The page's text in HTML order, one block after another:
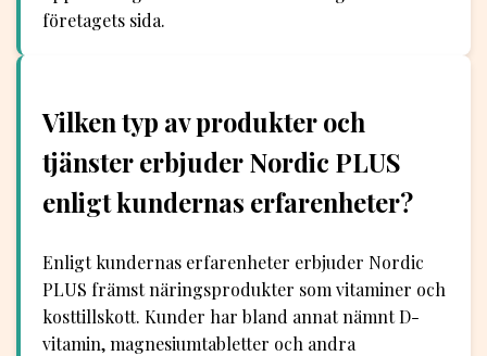
företagets sida.
Vilken typ av produkter och
tjänster erbjuder Nordic PLUS
enligt kundernas erfarenheter?
Enligt kundernas erfarenheter erbjuder Nordic
PLUS främst näringsprodukter som vitaminer och
kosttillskott. Kunder har bland annat nämnt D-
vitamin, magnesiumtabletter och andra